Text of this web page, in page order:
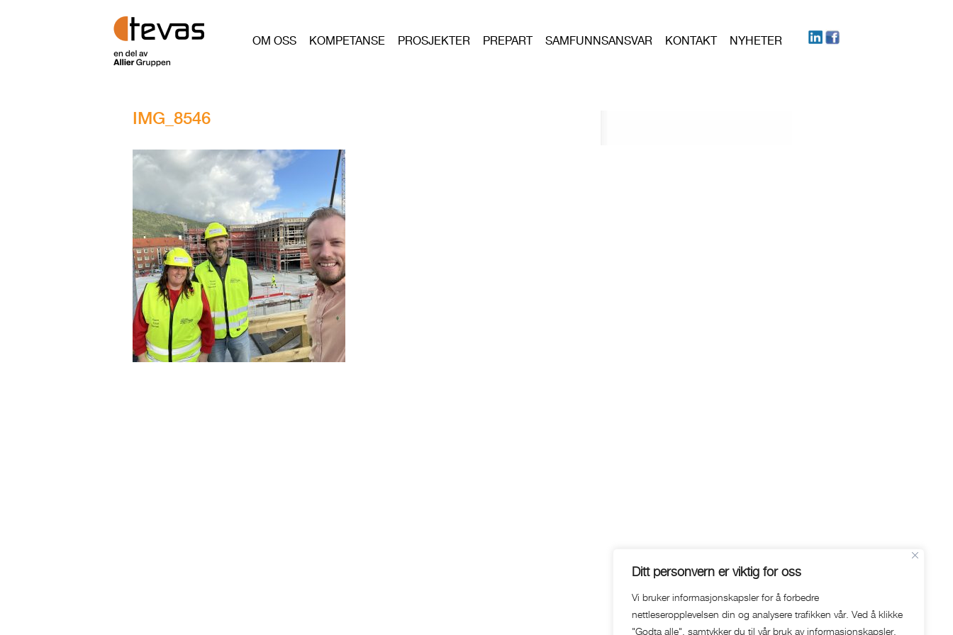
Ditt personvern er viktig for oss
Vi bruker informasjonskapsler for å forbedre
nettleseropplevelsen din og analysere trafikken vår. Ved å klikke
"Godta alle", samtykker du til vår bruk av informasjonskapsler.
OM OSS KOMPETANSE PROSJEKTER PREPART SAMFUNNSANSVAR KONTAKT NYHETER
IMG_8546